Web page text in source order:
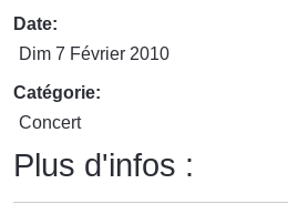
Date:
Dim 7 Février 2010
Catégorie:
Concert
Plus d'infos :